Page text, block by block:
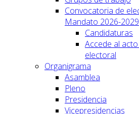
Convocatoria de
Mandato 2026-2029
Candidaturas
Accede al
electoral
Organigrama
Asamblea
Pleno
Presidencia
Vicepresidencias